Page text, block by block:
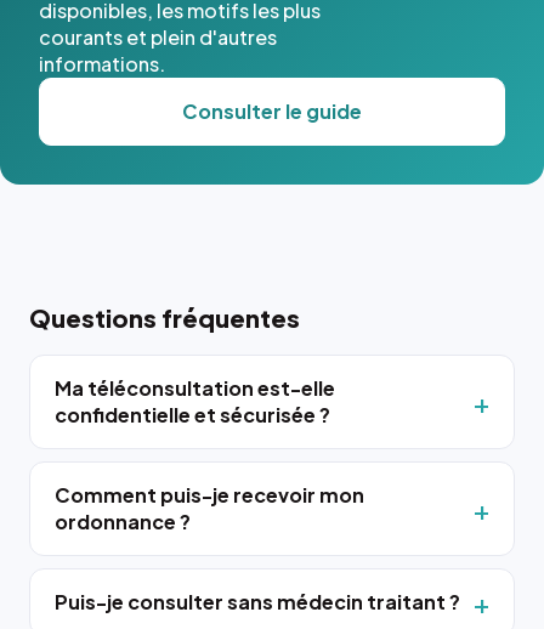
disponibles, les motifs les plus
courants et plein d'autres
informations.
Consulter le guide
Questions fréquentes
Ma téléconsultation est-elle
confidentielle et sécurisée ?
Comment puis-je recevoir mon
ordonnance ?
Puis-je consulter sans médecin traitant ?